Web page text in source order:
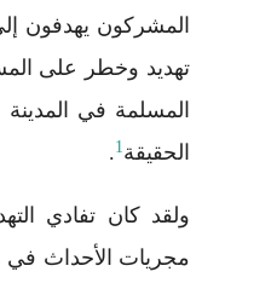
المشركون يهدفون
تهديد وخطر على
المسلمة في المدينة
الحقيقة 1
.
ولقد كان تفادي
مجريات الأحداث في